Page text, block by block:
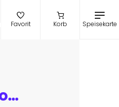
Favorit Korb Speisekarte
Headphone skulls harmony / 3D illustration of black and white skulls with headphones forming yin yang symbol